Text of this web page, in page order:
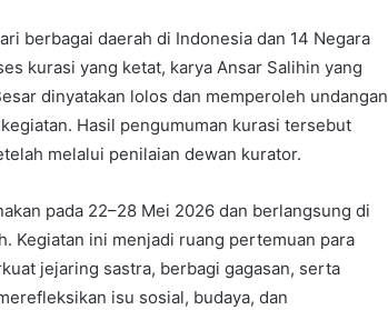
berbagai daerah di Indonesia dan 14 Negara
kurasi yang ketat, karya Ansar Salihin yang
dinyatakan lolos dan memperoleh undangan
Hasil pengumuman kurasi tersebut
melalui penilaian dewan kurator.
pada 22–28 Mei 2026 dan berlangsung di
Kegiatan ini menjadi ruang pertemuan para
jejaring sastra, berbagi gagasan, serta
isu sosial, budaya, dan